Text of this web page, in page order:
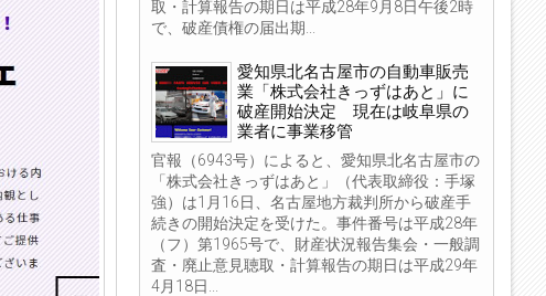
取・計算報告の期日は平成28年9月8日午後2時
で、破産債権の届出期...
愛知県北名古屋市の自動車販売
業「株式会社きっずはあと」に
破産開始決定 現在は岐阜県の
業者に事業移管
官報（6943号）によると、愛知県北名古屋市の
「株式会社きっずはあと」（代表取締役：手塚
強）は1月16日、名古屋地方裁判所から破産手
続きの開始決定を受けた。事件番号は平成28年
（フ）第1965号で、財産状況報告集会・一般調
査・廃止意見聴取・計算報告の期日は平成29年
4月18日...